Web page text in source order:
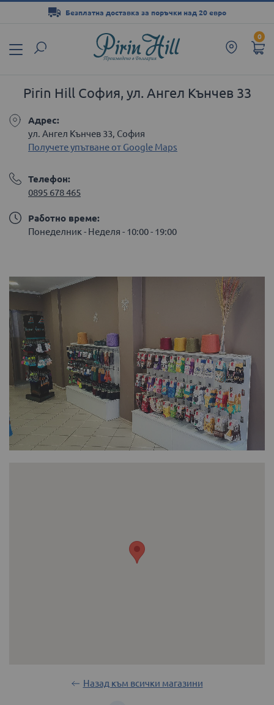
0
Безплатна доставка за поръчки над 20 евро
съдържанието
Pirin Hill София, ул. Ангел Кънчев 33
Адрес:
ул. Ангел Кънчев 33, София
Получете упътване от Google Maps
Телефон:
0895 678 465
Работно време:
Понеделник - Неделя - 10:00 - 19:00
Назад към всички магазини